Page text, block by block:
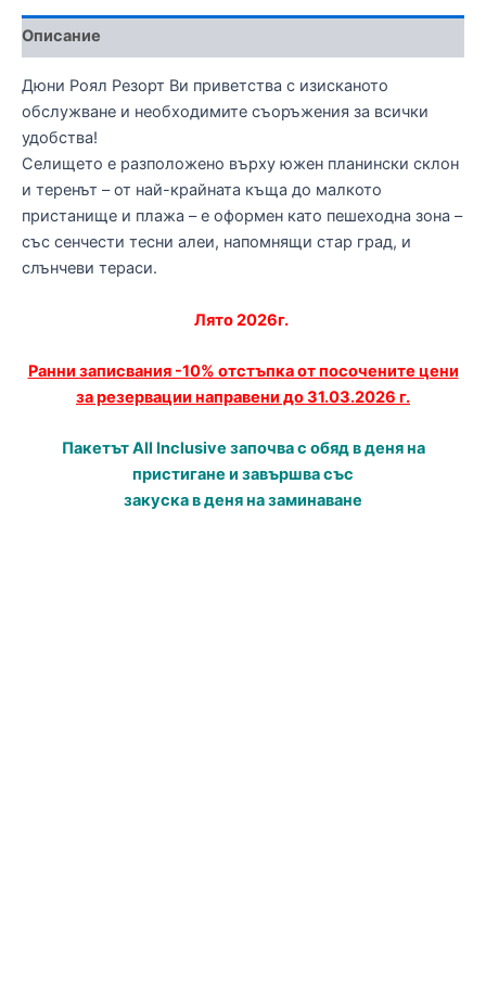
Описание
Дюни Роял Резорт Ви приветства с изисканото
обслужване и необходимите съоръжения за всички
удобства!
Селището е разположено върху южен планински склон
и теренът – от най-крайната къща до малкото
пристанище и плажа – е оформен като пешеходна зона –
със сенчести тесни алеи, напомнящи стар град, и
слънчеви тераси.
Лято 2026г.
Ранни записвания -10% отстъпка от посочените цени
за резервации направени до 31.03.2026 г.
Пакетът All Inclusive започва с обяд в деня на
пристигане и завършва със
закуска в деня на заминаване